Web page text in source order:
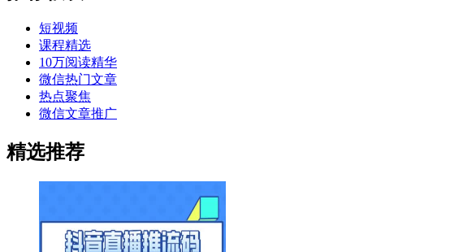
短视频
课程精选
10万阅读精华
微信热门文章
热点聚焦
微信文章推广
精选推荐